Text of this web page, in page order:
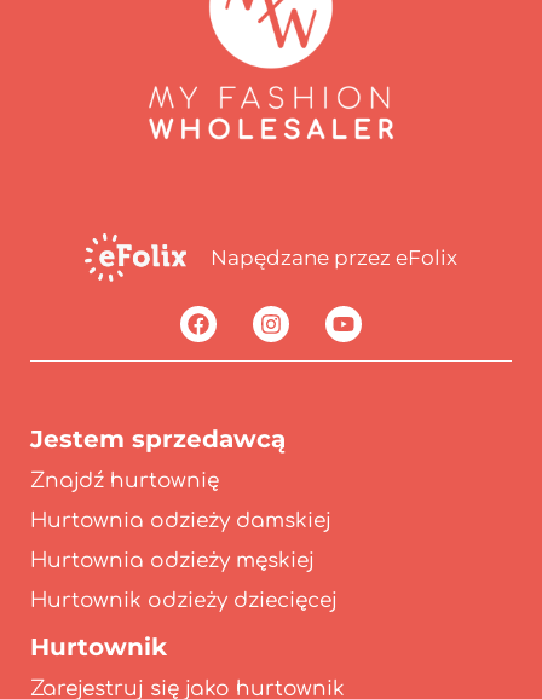
Napędzane przez eFolix
Jestem sprzedawcą
Znajdź hurtownię
Hurtownia odzieży damskiej
Hurtownia odzieży męskiej
Hurtownik odzieży dziecięcej
Hurtownik
Zarejestruj się jako hurtownik